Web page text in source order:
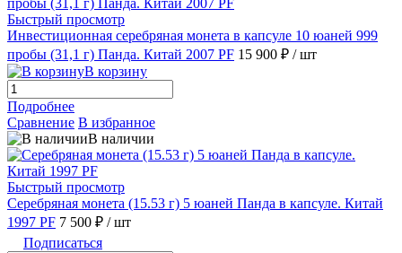
Быстрый просмотр
Инвестиционная серебряная монета в капсуле 10 юаней 999
пробы (31,1 г) Панда. Китай 2007 PF 15 900 ₽ / шт
В корзину
Подробнее
Сравнение В избранное
В наличии
Быстрый просмотр
Серебряная монета (15.53 г) 5 юаней Панда в капсуле. Китай
1997 PF 7 500 ₽ / шт
Подписаться